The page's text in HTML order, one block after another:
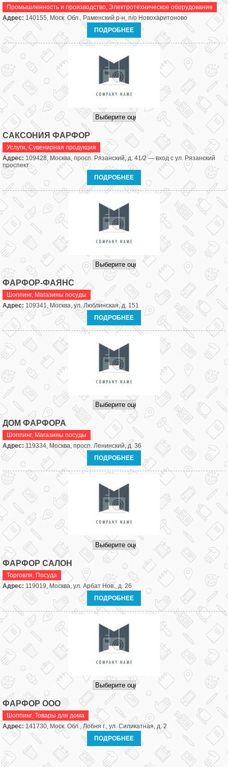
Промышленность и производство, Электротехническое оборудование
Адрес: 140155, Моск. Обл., Раменский р-н, п/о Новохаритоново
ПОДРОБНЕЕ
САКСОНИЯ ФАРФОР
Услуги, Сувенирная продукция
Адрес: 109428, Москва, просп. Рязанский, д. 41/2 — вход с ул. Рязанский
проспект
ПОДРОБНЕЕ
ФАРФОР-ФАЯНС
Шоппинг, Магазины посуды
Адрес: 109341, Москва, ул. Люблинская, д. 151
ПОДРОБНЕЕ
ДОМ ФАРФОРА
Шоппинг, Магазины посуды
Адрес:119334, Москва, просп. Ленинский, д. 36
ПОДРОБНЕЕ
ФАРФОР САЛОН
Торговля, Посуда
Адрес: 119019, Москва, ул. Арбат Нов., д. 26
ПОДРОБНЕЕ
ФАРФОР ООО
Шоппинг, Товары для дома
Адрес:141730, Моск. Обл., Лобня г., ул. Силикатная, д. 2
ПОДРОБНЕЕ